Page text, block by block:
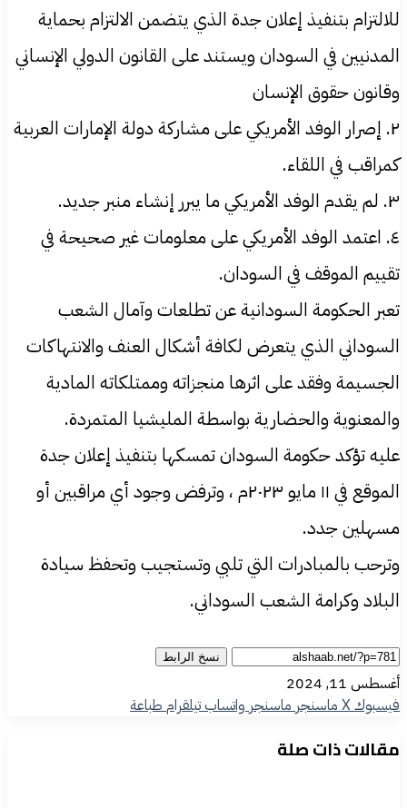
للالتزام بتنفيذ إعلان جدة الذي يتضمن الالتزام بحماية
المدنيين في السودان ويستند على القانون الدولي الإنساني
وقانون حقوق الإنسان
٢. إصرار الوفد الأمريكي على مشاركة دولة الإمارات العربية
كمراقب في اللقاء.
٣. لم يقدم الوفد الأمريكي ما يبرر إنشاء منبر جديد.
٤. اعتمد الوفد الأمريكي على معلومات غير صحيحة في
تقييم الموقف في السودان.
تعبر الحكومة السودانية عن تطلعات وآمال الشعب
السوداني الذي يتعرض لكافة أشكال العنف والانتهاكات
الجسيمة وفقد على اثرها منجزاته وممتلكاته المادية
والمعنوية والحضارية بواسطة المليشيا المتمردة.
عليه تؤكد حكومة السودان تمسكها بتنفيذ إعلان جدة
الموقع في ١١ مايو ٢٠٢٣م ، وترفض وجود أي مراقبين أو
مسهلين جدد.
وترحب بالمبادرات التي تلبي وتستجيب وتحفظ سيادة
البلاد وكرامة الشعب السوداني.
نسخ الرابط
أغسطس 11, 2024
فيسبوك‫Xماسنجر ماسنجر واتسابتيلقرامطباعة
مقالات ذات صلة